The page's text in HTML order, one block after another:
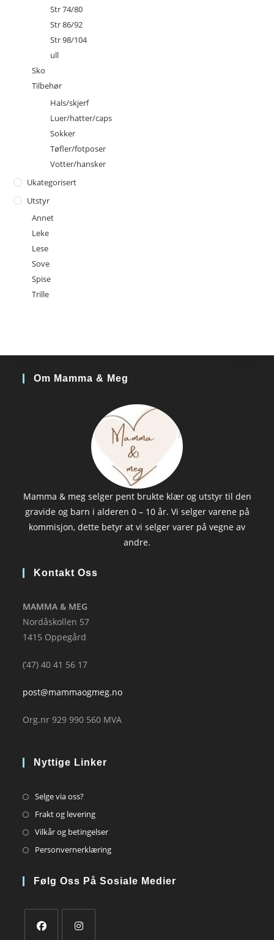
Str 74/80
Str 86/92
Str 98/104
ull
Sko
Tilbehør
Hals/skjerf
Luer/hatter/caps
Sokker
Tøfler/fotposer
Votter/hansker
Ukategorisert
Utstyr
Annet
Leke
Lese
Sove
Spise
Trille
Om Mamma & Meg
Mamma & meg selger pent brukte klær og utstyr til den
gravide og barn i alderen 0 – 10 år. Vi selger varene på
kommisjon, dette betyr at vi selger varer på vegne av
andre.
Kontakt Oss
MAMMA & MEG
Nordåskollen 57
1415 Oppegård
(’47) 40 41 56 17
post@mammaogmeg.no
Org.nr 929 990 560 MVA
Nyttige Linker
Selge via oss?Opens
in
tab
Frakt og leveringOpens
in
tab
Vilkår og betingelserOpens
in
new
PersonvernerklæringOpens
a
Følg Oss På Sosiale Medier